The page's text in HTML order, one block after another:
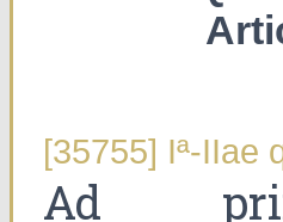
[35755] Iª-IIae
Ad